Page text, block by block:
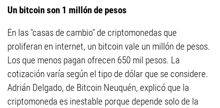
Un bitcoin son 1 millón de pesos
En las "casas de cambio" de criptomonedas que
proliferan en internet, un bitcoin vale un millón de pesos.
Los que menos pagan ofrecen 650 mil pesos. La
cotización varía según el tipo de dólar que se considere.
Adrián Delgado, de Bitcoin Neuquén, explicó que la
criptomoneda es inestable porque depende solo de la